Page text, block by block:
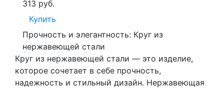
313 руб.
Купить
Прочность и элегантность: Круг из
нержавеющей стали
Круг из нержавеющей стали — это изделие,
которое сочетает в себе прочность,
надежность и стильный дизайн. Нержавеющая